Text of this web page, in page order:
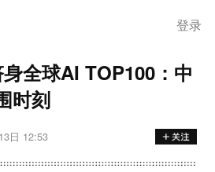
登录
全球AI TOP100：中
时刻
日 12:53